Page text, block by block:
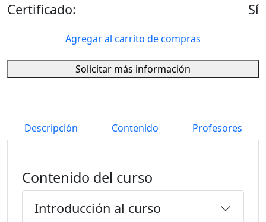
Certificado: Sí
Agregar al carrito de compras
Solicitar más información
Descripción Contenido Profesores
Contenido del curso
Introducción al curso